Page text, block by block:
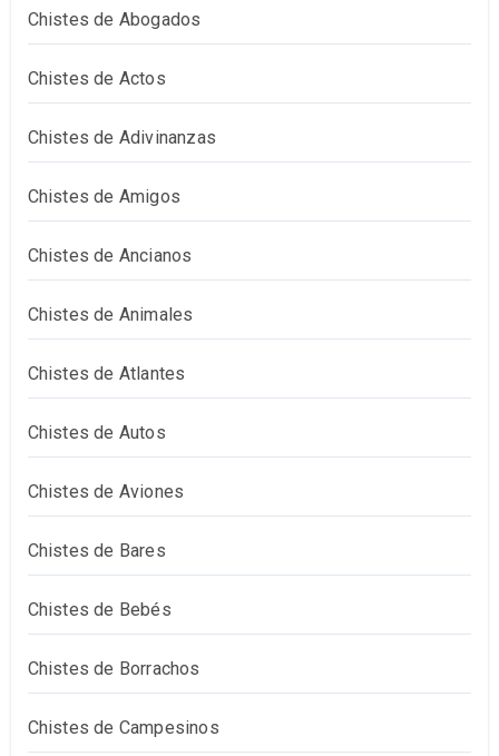
Chistes de Abogados
Chistes de Actos
Chistes de Adivinanzas
Chistes de Amigos
Chistes de Ancianos
Chistes de Animales
Chistes de Atlantes
Chistes de Autos
Chistes de Aviones
Chistes de Bares
Chistes de Bebés
Chistes de Borrachos
Chistes de Campesinos